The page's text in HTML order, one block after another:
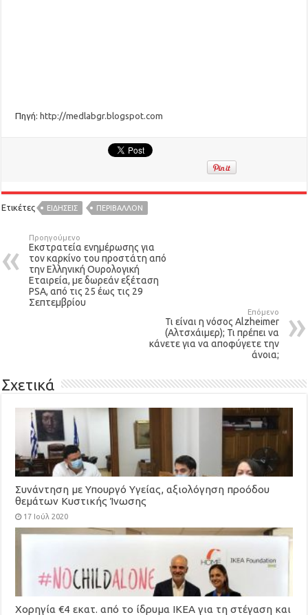
Πηγή: http://medlabgr.blogspot.com
Ετικέτες ΕΙΔΉΣΕΙΣ ΠΕΡΙΒΑΛΛΟΝ
Προηγούμενο
Εκστρατεία ενημέρωσης για
τον καρκίνο του προστάτη από
την Ελληνική Ουρολογική
Εταιρεία, με δωρεάν εξέταση
PSA, από τις 25 έως τις 29
Σεπτεμβρίου
Επόμενο
Τι είναι η νόσος Alzheimer
(Αλτσχάιμερ); Τι πρέπει να
κάνετε για να αποφύγετε την
άνοια;
Σχετικά
Συνάντηση με Υπουργό Υγείας, αξιολόγηση προόδου
θεμάτων Κυστικής Ίνωσης
17 Ιούλ 2020
Χορηγία €4 εκατ. από το ίδρυμα ΙΚΕΑ για τη στέγαση και